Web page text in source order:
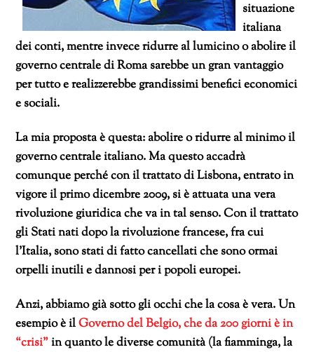
situazione
italiana
dei conti, mentre invece ridurre al lumicino o abolire il
governo centrale di Roma sarebbe un gran vantaggio
per tutto e realizzerebbe grandissimi benefici economici
e sociali.
La mia proposta è questa: abolire o ridurre al minimo il
governo centrale italiano. Ma questo accadrà
comunqueperché con il trattato di Lisbona, entrato in
vigore il primo dicembre 2009, si è attuata una vera
rivoluzione giuridica che va in tal senso. Con il trattato
gli Stati nati dopo la rivoluzione francese, fra cui
l’Italia, sono stati di fatto cancellati che sono ormai
orpelli inutili e dannosi per i popoli europei.
Anzi, abbiamo già sotto gli occhi che la cosa è vera. Un
esempio è ilGoverno del Belgio, che da 200 giorni è in
“crisi”in quanto le diverse comunità (la fiamminga, la